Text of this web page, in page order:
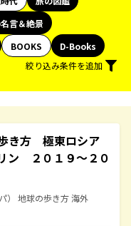
言＆絶景
BOOKS
D-Books
絞り込み条件を追加
き方 極東ロシア
ン ２０１９～２０
） 地球の歩き方 海外